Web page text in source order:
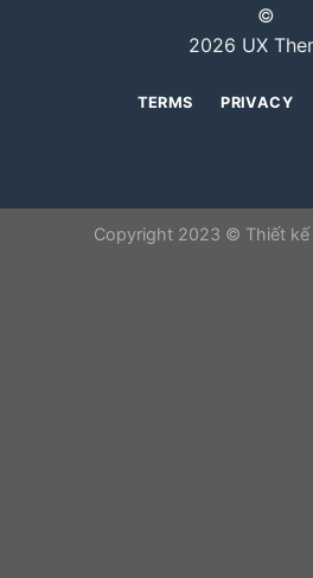
©
2026 UX
TERMS PRIVACY
Copyright 2023 © Thiết kế